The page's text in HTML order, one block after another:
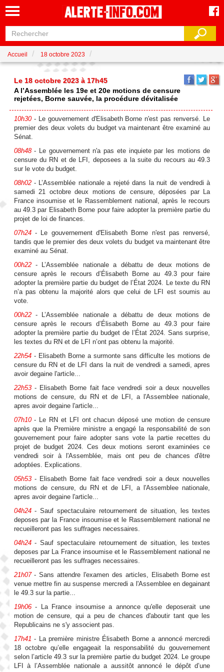
Accueil 18 octobre 2023
Le 18 octobre 2023 à 17h45
A l’Assemblée les 19e et 20e motions de censure
rejetées, Borne sauvée, la procédure dévitalisée
10h30- Le gouvernement d'Elisabeth Borne n'est pas renversé. Le
premier des deux volets du budget va maintenant être examiné au
Sénat.
08h48- Le gouvernement n'a pas ete inquiete par les motions de
censure du RN et de LFI, deposees a la suite du recours au 49.3
sur le vote du budget.
08h02- L’Assemblée nationale a rejeté dans la nuit de vendredi à
samedi 21 octobre deux motions de censure, déposées par La
France insoumise et le Rassemblement national, après le recours
au 49.3 par Elisabeth Borne pour faire adopter la première partie du
projet de loi de finances.
07h24- Le gouvernement d'Elisabeth Borne n'est pas renversé,
tandis que le premier des deux volets du budget va maintenant être
examiné au Sénat.
00h22- L’Assemblée nationale a débattu de deux motions de
censure après le recours d’Élisabeth Borne au 49.3 pour faire
adopter la première partie du budget de l’État 2024. Le texte du RN
n’a pas obtenu la majorité alors que celui de LFI est soumis au
vote.
00h22- L’Assemblée nationale a débattu de deux motions de
censure après le recours d’Élisabeth Borne au 49.3 pour faire
adopter la première partie du budget de l’État 2024. Sans surprise,
les textes du RN et de LFI n’ont pas obtenu la majorité.
22h54- Elisabeth Borne a surmonte sans difficulte les motions de
censure du RN et de LFI dans la nuit de vendredi a samedi, apres
avoir degaine l'article...
22h53- Elisabeth Borne fait face vendredi soir a deux nouvelles
motions de censure, du RN et de LFI, a l'Assemblee nationale,
apres avoir degaine l'article...
07h10- Le RN et LFI ont chacun déposé une motion de censure
après que la Première ministre a engagé la responsabilité de son
gouvernement pour faire adopter sans vote la partie recettes du
projet de budget 2024. Ces deux motions seront examinées ce
vendredi soir à l'Assemblée, mais ont peu de chances d'être
adoptées. Explications.
05h53- Elisabeth Borne fait face vendredi soir a deux nouvelles
motions de censure, du RN et de LFI, a l'Assemblee nationale,
apres avoir degaine l'article...
04h24- Sauf spectaculaire retournement de situation, les textes
deposes par la France insoumise et le Rassemblement national ne
recueilleront pas les suffrages necessaires.
04h24- Sauf spectaculaire retournement de situation, les textes
deposes par La France insoumise et le Rassemblement national ne
recueilleront pas les suffrages necessaires.
21h07- Sans attendre l'examen des articles, Elisabeth Borne est
venue mettre fin au suspense mercredi a l'Assemblee en degainant
le 49.3 sur la partie...
19h06- La France insoumise a annonce qu'elle deposerait une
motion de censure, qui a peu de chances d'aboutir tant que les
Republicains ne s'y associent pas.
17h41 - La première ministre Élisabeth Borne a annoncé mercredi
18 octobre qu’elle engageait la responsabilité du gouvernement
selon l’article 49.3 sur la première partie du budget 2024. Le groupe
LFI à l’Assemblée nationale a aussitôt annoncé le dépôt d’une